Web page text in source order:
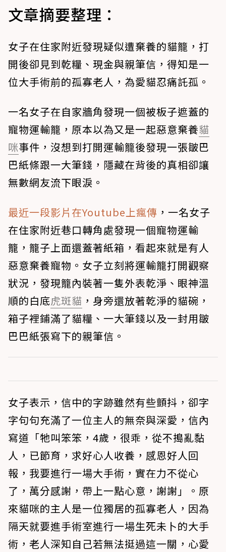
文章摘要整理：
女子在住家附近發現疑似遭棄養的貓籠，打
開後卻見到乾糧、現金與親筆信，得知是一
位大手術前的孤寡老人，為愛貓忍痛託孤。
一名女子在自家牆角發現一個被板子遮蓋的
寵物運輸籠，原本以為又是一起惡意棄養貓
咪事件，沒想到打開運輸籠後發現一張皺巴
巴紙條跟一大筆錢，隱藏在背後的真相卻讓
無數網友流下眼淚。
最近一段影片在Youtube上瘋傳 ，一名女子
在住家附近巷口轉角處發現一個寵物運輸
籠，籠子上面還蓋著紙箱，看起來就是有人
惡意棄養寵物。女子立刻將運輸籠打開觀察
狀況，發現籠內裝著一隻外表乾淨、眼神溫
順的白底虎斑貓 ，身旁還放著乾淨的貓碗，
箱子裡鋪滿了貓糧、一大筆錢以及一封用皺
巴巴紙張寫下的親筆信。
女子表示，信中的字跡雖然有些顫抖，卻字
字句句充滿了一位主人的無奈與深愛，信內
寫道「牠叫笨笨，4歲，很乖，從不搗亂黏
人，已節育，求好心人收養，感恩好人回
報，我要進行一場大手術，實在力不從心
了，萬分感謝，帶上一點心意，謝謝」。原
來貓咪的主人是一位獨居的孤寡老人，因為
隔天就要進手術室進行一場生死未卜的大手
術，老人深知自己若無法挺過這一關，心愛